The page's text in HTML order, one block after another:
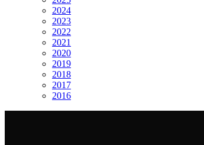
2024
2023
2022
2021
2020
2019
2018
2017
2016